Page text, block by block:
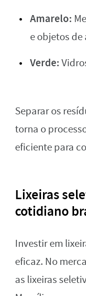
Amarelo:
e objetos de
Verde:
Separar os
torna o
eficiente para
Lixeiras
cotidiano
Investir em
eficaz. No
as lixeiras